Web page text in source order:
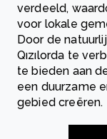
verdeeld,
voor lokale
Door de
Qızılorda te
te bieden aan
een duurzame
gebied creëren.